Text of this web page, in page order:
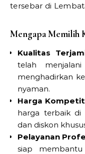
tersebar di
Mengapa Memilih
Kualitas
telah
menghadirkan
nyaman.
Harga
harga terbaik di
dan diskon
Pelayanan
siap